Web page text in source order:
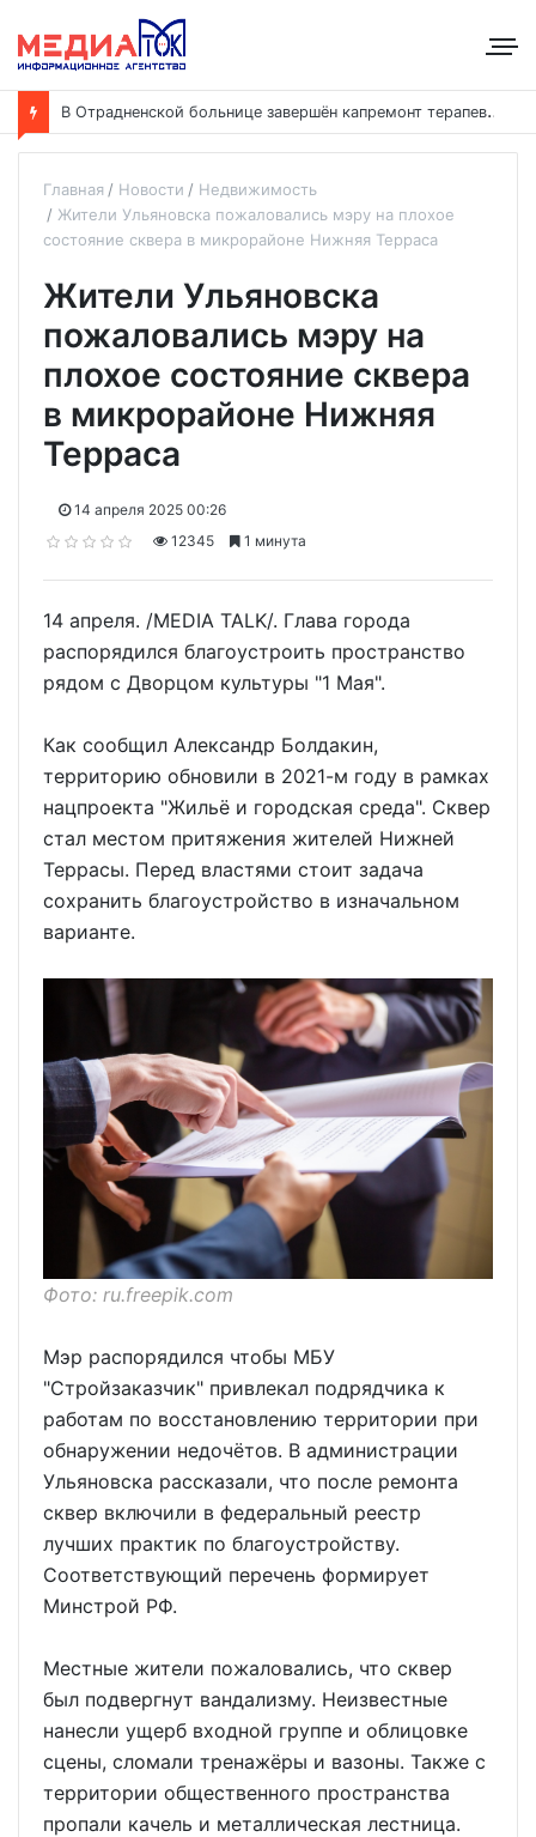
В
Отрадненской больнице завершён капремонт терапевтического корпуса
Главная Новости
Недвижимость
Жители Ульяновска пожаловались мэру на плохое
состояние сквера в микрорайоне Нижняя Терраса
Жители Ульяновска
пожаловались мэру на
плохое состояние сквера
в микрорайоне Нижняя
Терраса
14 апреля 2025 00:26
12345
1 минута
14 апреля. /MEDIA TALK/. Глава города
распорядился благоустроить пространство
рядом с Дворцом культуры "1 Мая".
Как сообщил Александр Болдакин,
территорию обновили в 2021-м году в рамках
нацпроекта "Жильё и городская среда". Сквер
стал местом притяжения жителей Нижней
Террасы. Перед властями стоит задача
сохранить благоустройство в изначальном
варианте.
Фото: ru.freepik.com
Мэр распорядился чтобы МБУ
"Стройзаказчик" привлекал подрядчика к
работам по восстановлению территории при
обнаружении недочётов. В администрации
Ульяновска рассказали, что после ремонта
сквер включили в федеральный реестр
лучших практик по благоустройству.
Соответствующий перечень формирует
Минстрой РФ.
Местные жители пожаловались, что сквер
был подвергнут вандализму. Неизвестные
нанесли ущерб входной группе и облицовке
сцены, сломали тренажёры и вазоны. Также с
территории общественного пространства
пропали качель и металлическая лестница.